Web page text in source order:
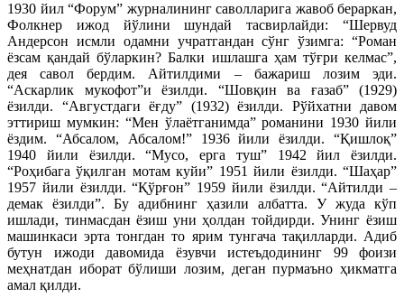
1930 йил “Форум” журналининг саволларига жавоб бераркан,
Фолкнер ижод йўлини шундай тасвирлайди: “Шервуд
Андерсон исмли одамни учратгандан сўнг ўзимга: “Роман
ёзсам қандай бўларкин? Балки ишлашга ҳам тўғри келмас”,
дея савол бердим. Айтилдими – бажариш лозим эди.
“Аскарлик мукофот”и ёзилди. “Шовқин ва ғазаб” (1929)
ёзилди. “Августдаги ёғду” (1932) ёзилди. Рўйхатни давом
эттириш мумкин: “Мен ўлаётганимда” романини 1930 йили
ёздим. “Абсалом, Абсалом!” 1936 йили ёзилди. “Қишлоқ”
1940 йили ёзилди. “Мусо, ерга туш” 1942 йил ёзилди.
“Роҳибага ўқилган мотам куйи” 1951 йили ёзилди. “Шаҳар”
1957 йили ёзилди. “Қўрғон” 1959 йили ёзилди. “Айтилди –
демак ёзилди”. Бу адибнинг ҳазили албатта. У жуда кўп
ишлади, тинмасдан ёзиш уни ҳолдан тойдирди. Унинг ёзиш
машинкаси эрта тонгдан то ярим тунгача тақилларди. Адиб
бутун ижоди давомида ёзувчи истеъдодининг 99 фоизи
меҳнатдан иборат бўлиши лозим, деган пурмаъно ҳикматга
амал қилди.